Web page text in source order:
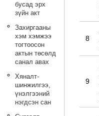
бусад эрх
зүйн акт
Захиргааны
хэм хэмжээ
тогтоосон
актын төсөлд
санал авах
Хяналт-
шинжилгээ,
үнэлгээний
нэгдсэн сан
8
9